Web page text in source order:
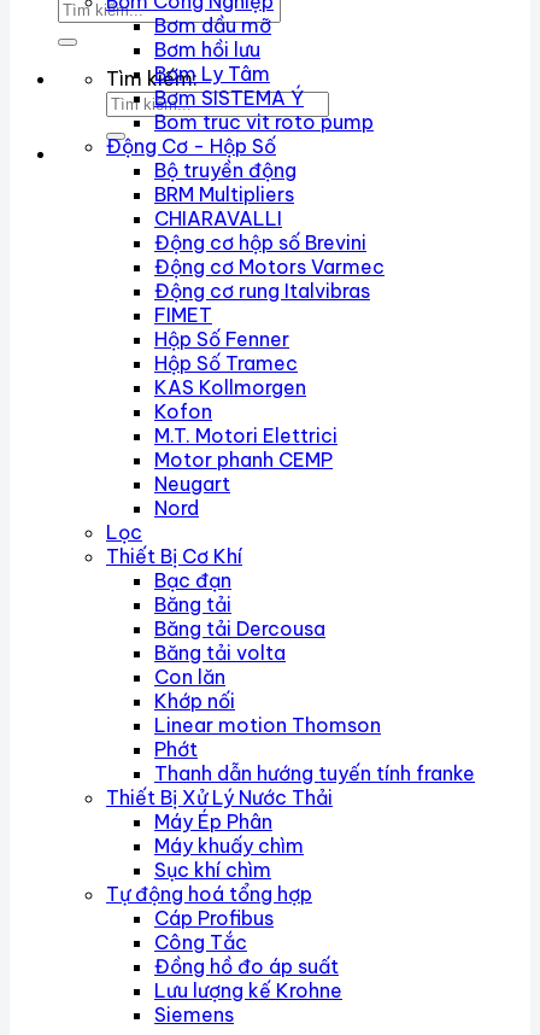
Tìm kiếm:
Bơm dầu mỡ
Bơm hồi lưu
Bơm Ly Tâm
Bơm SISTEMA Ý
Bom truc vit roto pump
Động Cơ - Hộp Số
Bộ truyền động
BRM Multipliers
CHIARAVALLI
Động cơ hộp số Brevini
Động cơ Motors Varmec
Động cơ rung Italvibras
FIMET
Hộp Số Fenner
Hộp Số Tramec
KAS Kollmorgen
Kofon
M.T. Motori Elettrici
Motor phanh CEMP
Neugart
Nord
Lọc
Thiết Bị Cơ Khí
Bạc đạn
Băng tải
Băng tải Dercousa
Băng tải volta
Con lăn
Khớp nối
Linear motion Thomson
Phớt
Thanh dẫn hướng tuyến tính franke
Thiết Bị Xử Lý Nước Thải
Máy Ép Phân
Máy khuấy chìm
Sục khí chìm
Tự động hoá tổng hợp
Cáp Profibus
Công Tắc
Đồng hồ đo áp suất
Lưu lượng kế Krohne
Siemens